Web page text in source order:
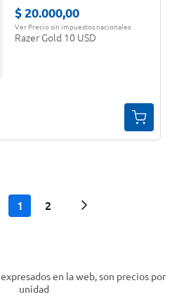
$ 20.000,00
Ver Precio sin impuestos nacionales
Razer Gold 10 USD
1 2
expresados en la web, son precios por
unidad